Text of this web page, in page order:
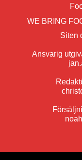
WE BRING
Siten
Ansvarig